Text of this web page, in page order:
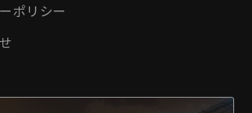
ポリシー